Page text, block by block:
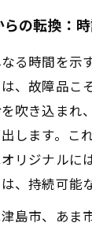
の転換：
る時間を示
、故障品こ
吹き込まれ
します。こ
リジナルに
、持続可能
島市、あま